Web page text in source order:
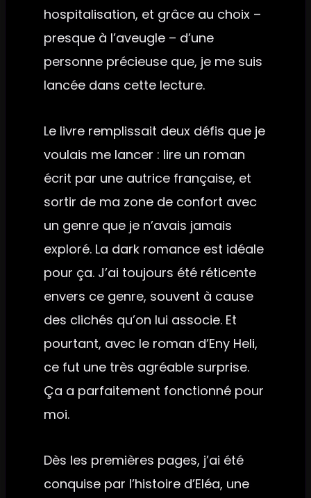
hospitalisation, et grâce au choix –
presque à l’aveugle – d’une
personne précieuse que, je me suis
lancée dans cette lecture.
Le livre remplissait deux défis que je
voulais me lancer : lire un roman
écrit par une autrice française, et
sortir de ma zone de confort avec
un genre que je n’avais jamais
exploré. La dark romance est idéale
pour ça. J’ai toujours été réticente
envers ce genre, souvent à cause
des clichés qu’on lui associe. Et
pourtant, avec le roman d’Eny Heli,
ce fut une très agréable surprise.
Ça a parfaitement fonctionné pour
moi.
Dès les premières pages, j’ai été
conquise par l’histoire d’Eléa, une